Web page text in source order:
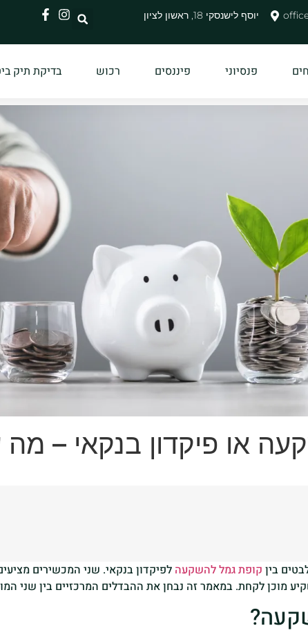
יוסף לישנסקי 18, ראשון לציון
פנסיוני פיננסים רכוש בדיקת תיק
או פיקדון בנקאי – מה
בין קופת גמל להשקעה לפיקדון בנקאי. שני המכשירים
מוכן לקחת. במאמר זה נבחן את ההבדלים המרכזיים בין שני